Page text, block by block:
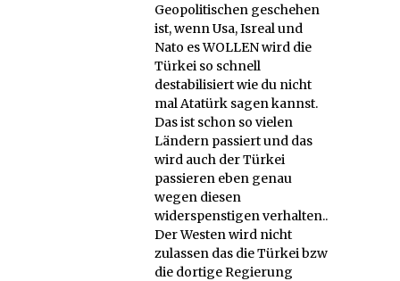
Geopolitischen geschehen
ist, wenn Usa, Isreal und
Nato es WOLLEN wird die
Türkei so schnell
destabilisiert wie du nicht
mal Atatürk sagen kannst.
Das ist schon so vielen
Ländern passiert und das
wird auch der Türkei
passieren eben genau
wegen diesen
widerspenstigen verhalten..
Der Westen wird nicht
zulassen das die Türkei bzw
die dortige Regierung